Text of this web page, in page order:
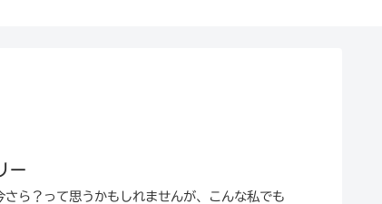
ー
ら？って思うかもしれませんが、こんな私でも